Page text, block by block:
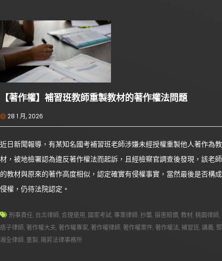
【著作權】補習班教師重製教材的著作權法問題
28 1 月, 2026
近日新聞報導，有某知名國考補習班老師涉嫌未經授權重製他人著作為教
材，被地檢署認為違反著作權法而起訴，且經檢察官調查後發現，該老師
的教材與原來的著作高度相似，認定確實有侵權事實，當然最後是否構成
侵權，仍待法院認定。
刑事責任, 台北律師, 合理使用, 國家考試, 專業律師,抄襲,損害賠償,教材,桃園律師,
痞子律師, 著作權大夫, 著作權專家, 著作權律師, 著作權案件, 著作權法,補習班,講義, 鄧
湘全律師, 重製, 陽昇法律事務所